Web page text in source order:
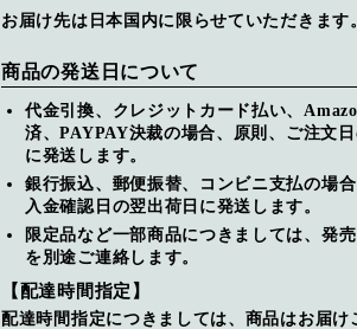
お届け先は日本国内に限らせていただきます
商品の発送日について
代金引換、クレジットカード払い、
済、PAYPAY決裁の場合、原則、ご注文
に発送します。
銀行振込、郵便振替、コンビニ支払の場
入金確認日の翌出荷日に発送します。
限定品など一部商品につきましては、発
を別途ご連絡します。
【配達時間指定】
配達時間指定につきましては、商品はお届け